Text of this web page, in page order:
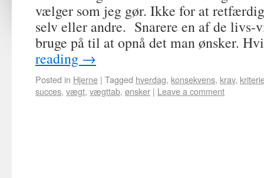
vælger som jeg gør. Ikke for at
selv eller andre. Snarere en af de livs-
bruge på til at opnå det man ønsker.
reading →
Posted in Hjerne | Tagged hverdag, konsekvens, krav,
succes, vægt, vægttab, ønsker | Leave a comment